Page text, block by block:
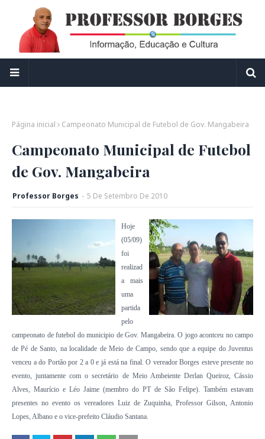
Página inicial Campeonato Municipal de Futebol de Gov. Mangabeira
Campeonato Municipal de Futebol
de Gov. Mangabeira
Professor Borges - 5 De Setembro De 2010
Hoje
(05/09)
foi
realizad
a mais
uma
partida
pelo
campeonato de futebol do municipio de Gov. Mangabeira. O jogo acontceu no campo
de Pé de Santo, na localidade de Meio de Campo, sendo que a equipe do Juventus
venceu a do Portão por 2 a 0 e já está na final. O vereador Borges esteve presente no
evento, juntamente com o secretário de Meio Ambeiente Derlan Queiroz, Cássio
Alves, Maurício e Léo Jaime (membro do PT de São Felipe). Também estavam
presentes no evento os vereadores Luiz de Zuquinha, Professor Gilson, Antonio
Lopes, Albano e o vice-prefeito Cláudio Santana.